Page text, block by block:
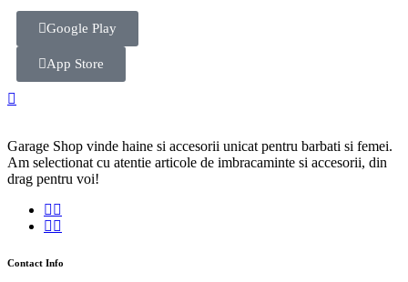
Google Play
App Store
Garage Shop vinde haine si accesorii unicat pentru barbati si femei.
Am selectionat cu atentie articole de imbracaminte si accesorii, din
drag pentru voi!
Contact Info